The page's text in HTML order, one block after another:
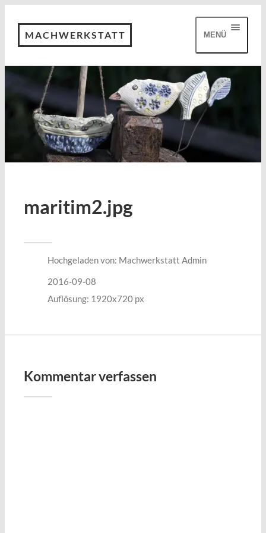
MACHWERKSTATT MENÜ
maritim2.jpg
Hochgeladen von: Machwerkstatt Admin
2016-09-08
Auflösung: 1920x720 px
Kommentar verfassen